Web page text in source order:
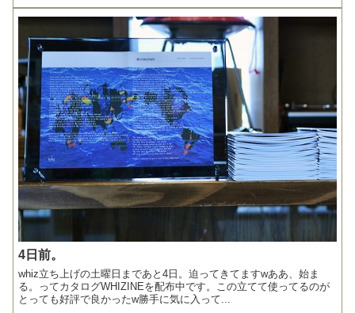
4日前。
whiz立ち上げの土曜日まであと4日。迫ってきてますwああ、始ま
る。ってカタログWHIZINEを配布中です。この立てて使ってるのが
とっても好評で良かったw勝手に気に入って...